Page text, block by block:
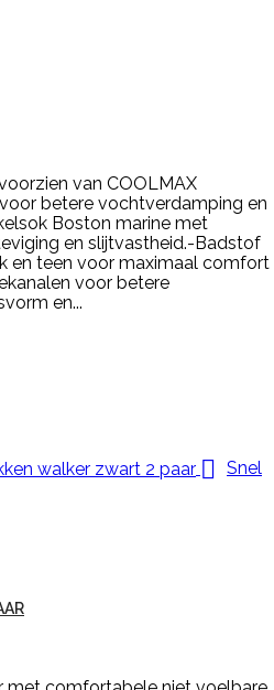
van COOLMAX
betere vochtverdamping en
Boston marine met
en slijtvastheid.-Badstof
en teen voor maximaal comfort
voor betere
en...
 Snel